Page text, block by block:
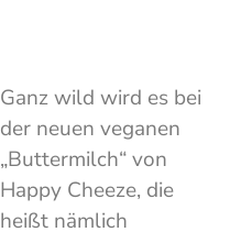
Ganz wild wird es bei
der neuen veganen
„Buttermilch“ von
Happy Cheeze, die
heißt nämlich